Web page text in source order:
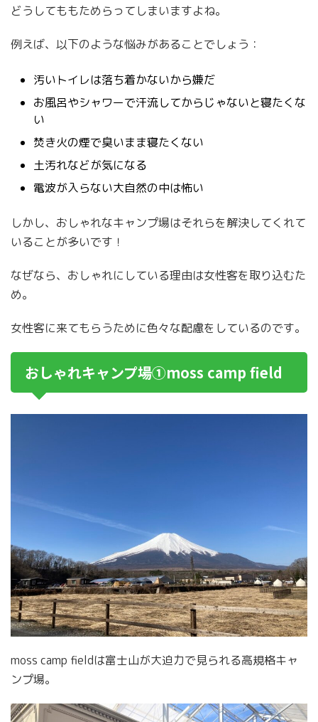
どうしてももためらってしまいますよね。
例えば、以下のような悩みがあることでしょう：
汚いトイレは落ち着かないから嫌だ
お風呂やシャワーで汗流してからじゃないと寝たくな
い
焚き火の煙で臭いまま寝たくない
土汚れなどが気になる
電波が入らない大自然の中は怖い
しかし、おしゃれなキャンプ場はそれらを解決してくれて
いることが多いです！
なぜなら、おしゃれにしている理由は女性客を取り込むた
め。
女性客に来てもらうために色々な配慮をしているのです。
おしゃれキャンプ場①moss camp field
moss camp fieldは富士山が大迫力で見られる高規格キャ
ンプ場。